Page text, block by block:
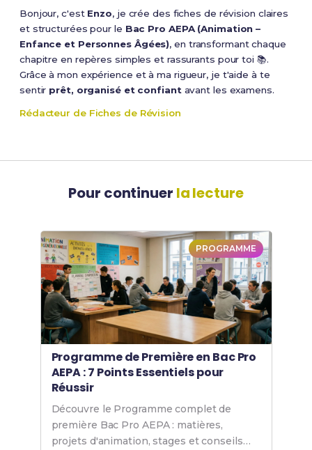
Bonjour, c'est Enzo, je crée des fiches de révision claires
et structurées pour le Bac Pro AEPA (Animation –
Enfance et Personnes Âgées), en transformant chaque
chapitre en repères simples et rassurants pour toi 📚.
Grâce à mon expérience et à ma rigueur, je t'aide à te
sentir prêt, organisé et confiantavant les examens.
Rédacteur de Fiches de Révision
Pour continuer la lecture
PROGRAMME
Programme de Première en Bac Pro
AEPA : 7 Points Essentiels pour
Réussir
Découvre le Programme complet de
première Bac Pro AEPA : matières,
projets d'animation, stages et conseils